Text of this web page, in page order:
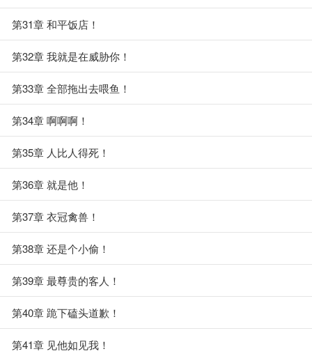
第31章 和平饭店！
第32章 我就是在威胁你！
第33章 全部拖出去喂鱼！
第34章 啊啊啊！
第35章 人比人得死！
第36章 就是他！
第37章 衣冠禽兽！
第38章 还是个小偷！
第39章 最尊贵的客人！
第40章 跪下磕头道歉！
第41章 见他如见我！